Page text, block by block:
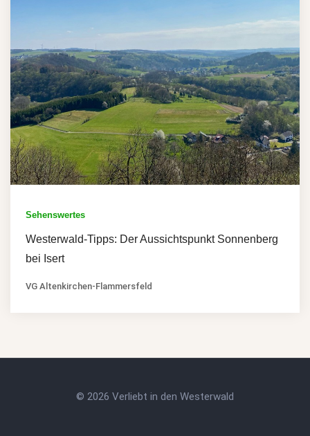
Sehenswertes
Westerwald-Tipps: Der Aussichtspunkt Sonnenberg
bei Isert
VG Altenkirchen-Flammersfeld
© 2026 Verliebt in den Westerwald